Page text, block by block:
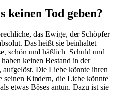
keinen Tod geben?
das Ewige, der Schöpfer
Das heißt sie beinhaltet
schön und häßlich. Schuld und
keinen Bestand in der
Die Liebe könnte ihren
seinen Kindern, die Liebe könnte
etwas Böses antun. Dazu ist sie